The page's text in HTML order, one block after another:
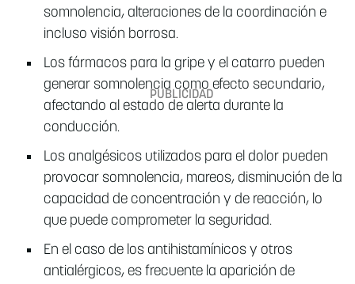
somnolencia, alteraciones de la coordinación e
incluso visión borrosa.
Los fármacos para la gripe y el catarro pueden
generar somnolencia como efecto secundario,
afectando al estado de alerta durante la
conducción.
Los analgésicos utilizados para el dolor pueden
provocar somnolencia, mareos, disminución de la
capacidad de concentración y de reacción, lo
que puede comprometer la seguridad.
En el caso de los antihistamínicos y otros
antialérgicos, es frecuente la aparición de